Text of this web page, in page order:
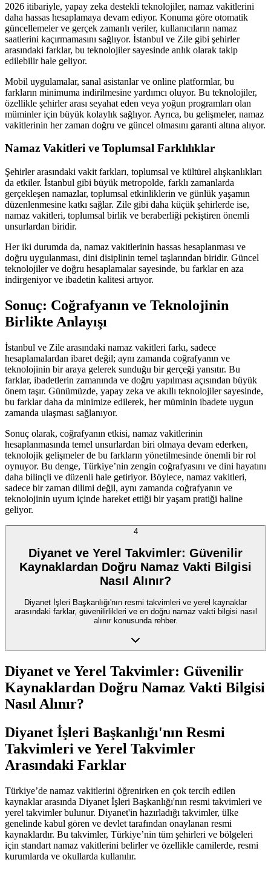
2026 itibariyle, yapay zeka destekli teknolojiler, namaz vakitlerini
daha hassas hesaplamaya devam ediyor. Konuma göre otomatik
güncellemeler ve gerçek zamanlı veriler, kullanıcıların namaz
saatlerini kaçırmamasını sağlıyor. İstanbul ve Zile gibi şehirler
arasındaki farklar, bu teknolojiler sayesinde anlık olarak takip
edilebilir hale geliyor.
Mobil uygulamalar, sanal asistanlar ve online platformlar, bu
farkların minimuma indirilmesine yardımcı oluyor. Bu teknolojiler,
özellikle şehirler arası seyahat eden veya yoğun programları olan
müminler için büyük kolaylık sağlıyor. Ayrıca, bu gelişmeler, namaz
vakitlerinin her zaman doğru ve güncel olmasını garanti altına alıyor.
Namaz Vakitleri ve Toplumsal Farklılıklar
Şehirler arasındaki vakit farkları, toplumsal ve kültürel alışkanlıkları
da etkiler. İstanbul gibi büyük metropolde, farklı zamanlarda
gerçekleşen namazlar, toplumsal etkinliklerin ve günlük yaşamın
düzenlenmesine katkı sağlar. Zile gibi daha küçük şehirlerde ise,
namaz vakitleri, toplumsal birlik ve beraberliği pekiştiren önemli
unsurlardan biridir.
Her iki durumda da, namaz vakitlerinin hassas hesaplanması ve
doğru uygulanması, dini disiplinin temel taşlarından biridir. Güncel
teknolojiler ve doğru hesaplamalar sayesinde, bu farklar en aza
indirgeniyor ve ibadetin kalitesi artıyor.
Sonuç: Coğrafyanın ve Teknolojinin
Birlikte Anlayışı
İstanbul ve Zile arasındaki namaz vakitleri farkı, sadece
hesaplamalardan ibaret değil; aynı zamanda coğrafyanın ve
teknolojinin bir araya gelerek sunduğu bir gerçeği yansıtır. Bu
farklar, ibadetlerin zamanında ve doğru yapılması açısından büyük
önem taşır. Günümüzde, yapay zeka ve akıllı teknolojiler sayesinde,
bu farklar daha da minimize edilerek, her müminin ibadete uygun
zamanda ulaşması sağlanıyor.
Sonuç olarak, coğrafyanın etkisi, namaz vakitlerinin
hesaplanmasında temel unsurlardan biri olmaya devam ederken,
teknolojik gelişmeler de bu farkların yönetilmesinde önemli bir rol
oynuyor. Bu denge, Türkiye’nin zengin coğrafyasını ve dini hayatını
daha bilinçli ve düzenli hale getiriyor. Böylece, namaz vakitleri,
sadece bir zaman dilimi değil, aynı zamanda coğrafyanın ve
teknolojinin uyum içinde hareket ettiği bir yaşam pratiği haline
geliyor.
4
Diyanet ve Yerel Takvimler: Güvenilir
Kaynaklardan Doğru Namaz Vakti Bilgisi
Nasıl Alınır?
Diyanet İşleri Başkanlığı'nın resmi takvimleri ve yerel kaynaklar
arasındaki farklar, güvenilirlikleri ve en doğru namaz vakti bilgisi nasıl
alınır konusunda rehber.
Diyanet ve Yerel Takvimler: Güvenilir
Kaynaklardan Doğru Namaz Vakti Bilgisi
Nasıl Alınır?
Diyanet İşleri Başkanlığı'nın Resmi
Takvimleri ve Yerel Takvimler
Arasındaki Farklar
Türkiye’de namaz vakitlerini öğrenirken en çok tercih edilen
kaynaklar arasında Diyanet İşleri Başkanlığı'nın resmi takvimleri ve
yerel takvimler bulunur. Diyanet'in hazırladığı takvimler, ülke
genelinde kabul gören ve devlet tarafından onaylanan resmi
kaynaklardır. Bu takvimler, Türkiye’nin tüm şehirleri ve bölgeleri
için standart namaz vakitlerini belirler ve özellikle camilerde, resmi
kurumlarda ve okullarda kullanılır.